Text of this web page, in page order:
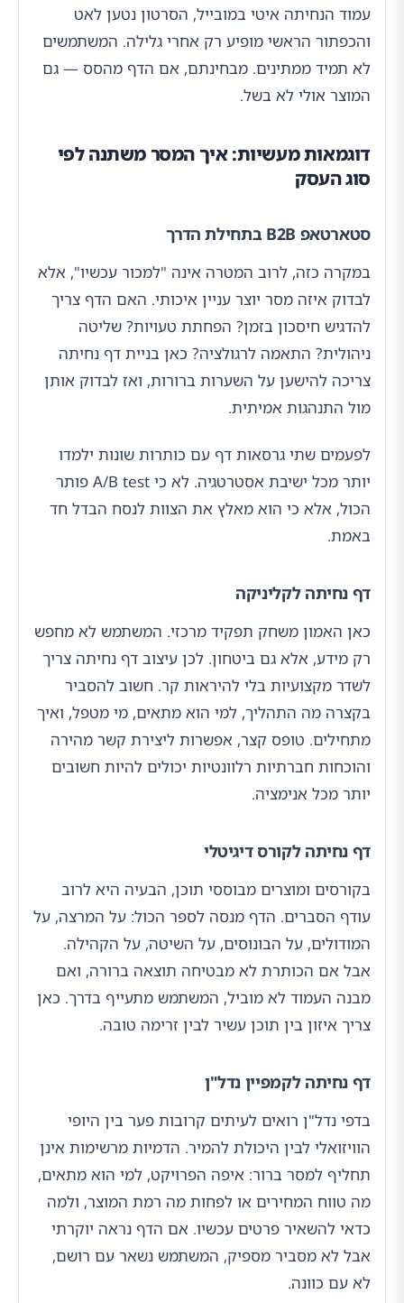
עמוד הנחיתה איטי במובייל, הסרטון נטען לאט
והכפתור הראשי מופיע רק אחרי גלילה. המשתמשים
לא תמיד ממתינים. מבחינתם, אם הדף מהסס — גם
המוצר אולי לא בשל.
דוגמאות מעשיות: איך המסר משתנה לפי
סוג העסק
סטארטאפ B2B בתחילת הדרך
במקרה כזה, לרוב המטרה אינה "למכור עכשיו", אלא
לבדוק איזה מסר יוצר עניין איכותי. האם הדף צריך
להדגיש חיסכון בזמן? הפחתת טעויות? שליטה
ניהולית? התאמה לרגולציה? כאן בניית דף נחיתה
צריכה להישען על השערות ברורות, ואז לבדוק אותן
מול התנהגות אמיתית.
לפעמים שתי גרסאות דף עם כותרות שונות ילמדו
יותר מכל ישיבת אסטרטגיה. לא כי A/B test פותר
הכול, אלא כי הוא מאלץ את הצוות לנסח הבדל חד
באמת.
דף נחיתה לקליניקה
כאן האמון משחק תפקיד מרכזי. המשתמש לא מחפש
רק מידע, אלא גם ביטחון. לכן עיצוב דף נחיתה צריך
לשדר מקצועיות בלי להיראות קר. חשוב להסביר
בקצרה מה התהליך, למי הוא מתאים, מי מטפל, ואיך
מתחילים. טופס קצר, אפשרות ליצירת קשר מהירה
והוכחות חברתיות רלוונטיות יכולים להיות חשובים
יותר מכל אנימציה.
דף נחיתה לקורס דיגיטלי
בקורסים ומוצרים מבוססי תוכן, הבעיה היא לרוב
עודף הסברים. הדף מנסה לספר הכול: על המרצה, על
המודולים, על הבונוסים, על השיטה, על הקהילה.
אבל אם הכותרת לא מבטיחה תוצאה ברורה, ואם
מבנה העמוד לא מוביל, המשתמש מתעייף בדרך. כאן
צריך איזון בין תוכן עשיר לבין זרימה טובה.
דף נחיתה לקמפיין נדל"ן
בדפי נדל"ן רואים לעיתים קרובות פער בין היופי
הוויזואלי לבין היכולת להמיר. הדמיות מרשימות אינן
תחליף למסר ברור: איפה הפרויקט, למי הוא מתאים,
מה טווח המחירים או לפחות מה רמת המוצר, ולמה
כדאי להשאיר פרטים עכשיו. אם הדף נראה יוקרתי
אבל לא מסביר מספיק, המשתמש נשאר עם רושם,
לא עם כוונה.